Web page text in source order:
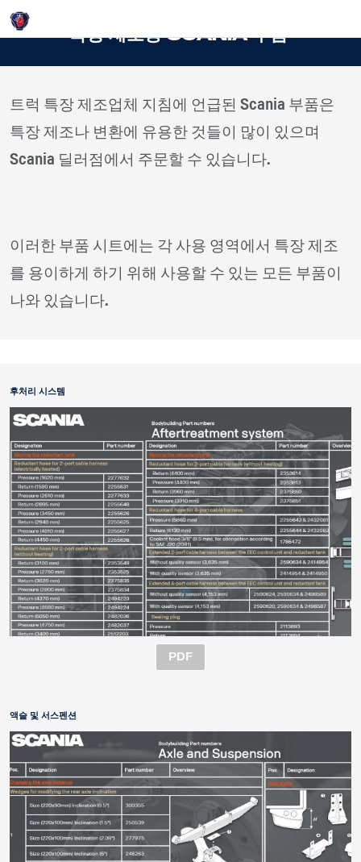
특장 제조용 Scania 부품
트럭 특장 제조업체 지침에 언급된 Scania 부품은
특장 제조나 변환에 유용한 것들이 많이 있으며
Scania 딜러점에서 주문할 수 있습니다.​
이러한 부품 시트에는 각 사용 영역에서 특장 제조
를 용이하게 하기 위해 사용할 수 있는 모든 부품이
나와 있습니다.​
후처리 시스템
PDF
액슬 및 서스펜션